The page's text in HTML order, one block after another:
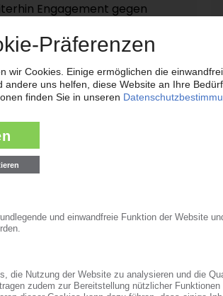
Engagement gegen
Lizenzierung und
02.11.2018
gestärkt /
/ Hart umkämpfter Markt